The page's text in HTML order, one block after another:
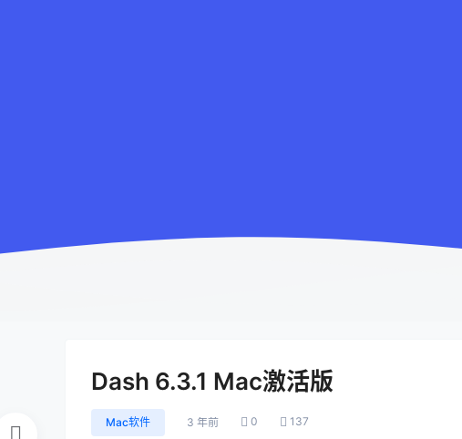
Dash 6.3.1 Mac激活版
Mac软件 3 年前 0 137